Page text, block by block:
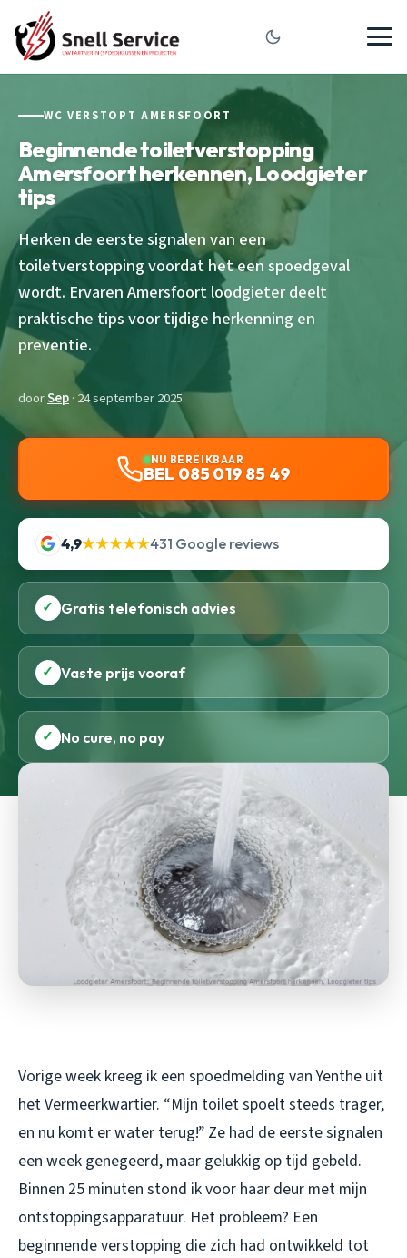
WC VERSTOPT AMERSFOORT
Beginnende toiletverstopping
Amersfoort herkennen, Loodgieter
tips
Herken de eerste signalen van een
toiletverstopping voordat het een spoedgeval
wordt. Ervaren Amersfoort loodgieter deelt
praktische tips voor tijdige herkenning en
preventie.
doorSep· 24 september 2025
NU BEREIKBAAR
BEL 085 019 85 49
4,9★★★★★431 Google reviews
✓ Gratis telefonisch advies
✓ Vaste prijs vooraf
✓ No cure, no pay
Vorige week kreeg ik een spoedmelding van Yenthe uit
het Vermeerkwartier. “Mijn toilet spoelt steeds trager,
en nu komt er water terug!” Ze had de eerste signalen
een week genegeerd, maar gelukkig op tijd gebeld.
Binnen 25 minuten stond ik voor haar deur met mijn
ontstoppingsapparatuur. Het probleem? Een
beginnende verstopping die zich had ontwikkeld tot